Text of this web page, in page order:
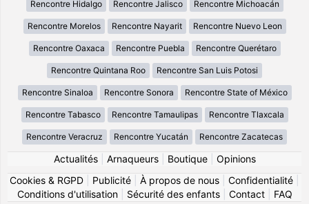
Rencontre Hidalgo Rencontre Jalisco Rencontre Michoacán
Rencontre Morelos Rencontre Nayarit Rencontre Nuevo Leon
Rencontre Oaxaca Rencontre Puebla Rencontre Querétaro
Rencontre Quintana Roo Rencontre San Luis Potosi
Rencontre Sinaloa Rencontre Sonora Rencontre State of México
Rencontre Tabasco Rencontre Tamaulipas Rencontre Tlaxcala
Rencontre Veracruz Rencontre Yucatán Rencontre Zacatecas
Actualités| Arnaqueurs| Boutique| Opinions
Cookies & RGPD
Publicité À propos de nous Confidentialité
Conditions d'utilisation| Sécurité des enfants| Contact| FAQ